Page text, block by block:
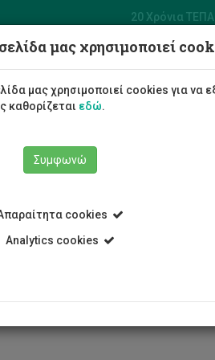
20 Χρόνια
Πολιτικών
και Μηχανικών
μας χρησιμοποιεί
μας χρησιμοποιεί cookies για να
καθορίζεται εδώ.
Συμφωνώ
cookies
Analytics cookies